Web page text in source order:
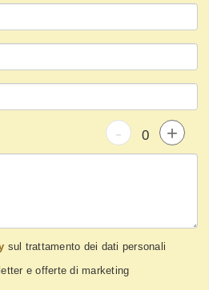
- +
sul trattamento dei dati personali
e offerte di marketing